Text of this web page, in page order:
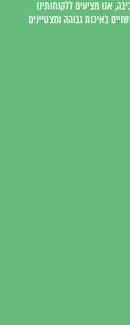
אנו מציעים ללקוחותינו
באיכות גבוהה ומצטיינים